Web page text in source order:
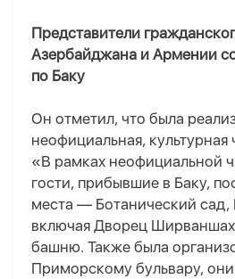
Представители
Азербайджана и Армении
по Баку
Он отметил, что была
неофициальная,
«В рамках неофициальной
гости, прибывшие в Баку,
места — Ботанический сад,
включая Дворец
башню. Также была
Приморскому бульвару,